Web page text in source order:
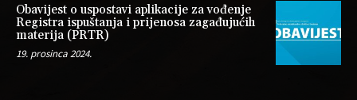
Obavijest o uspostavi aplikacije za vođenje
Registra ispuštanja i prijenosa zagađujućih
materija (PRTR)
19. prosinca 2024.